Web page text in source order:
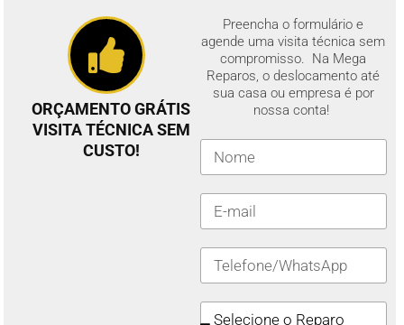
ORÇAMENTO GRÁTIS
VISITA TÉCNICA SEM
CUSTO!
Preencha o formulário e
agende uma visita técnica sem
compromisso. Na Mega
Reparos, o deslocamento até
sua casa ou empresa é por
nossa conta!